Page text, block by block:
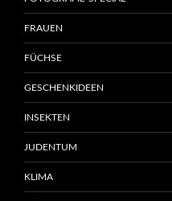
FRAUEN
FÜCHSE
GESCHENKIDEEN
INSEKTEN
JUDENTUM
KLIMA